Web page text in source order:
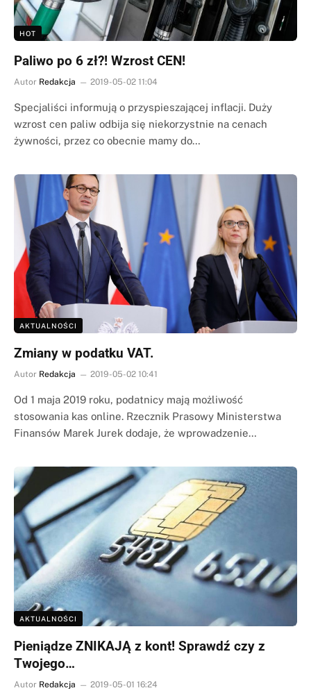
HOT
Paliwo po 6 zł?! Wzrost CEN!
Autor Redakcja 2019-05-02 11:04
Specjaliści informują o przyspieszającej inflacji. Duży
wzrost cen paliw odbija się niekorzystnie na cenach
żywności, przez co obecnie mamy do…
AKTUALNOŚCI
Zmiany w podatku VAT.
Autor Redakcja 2019-05-02 10:41
Od 1 maja 2019 roku, podatnicy mają możliwość
stosowania kas online. Rzecznik Prasowy Ministerstwa
Finansów Marek Jurek dodaje, że wprowadzenie…
AKTUALNOŚCI
Pieniądze ZNIKAJĄ z kont! Sprawdź czy z
Twojego…
Autor Redakcja 2019-05-01 16:24